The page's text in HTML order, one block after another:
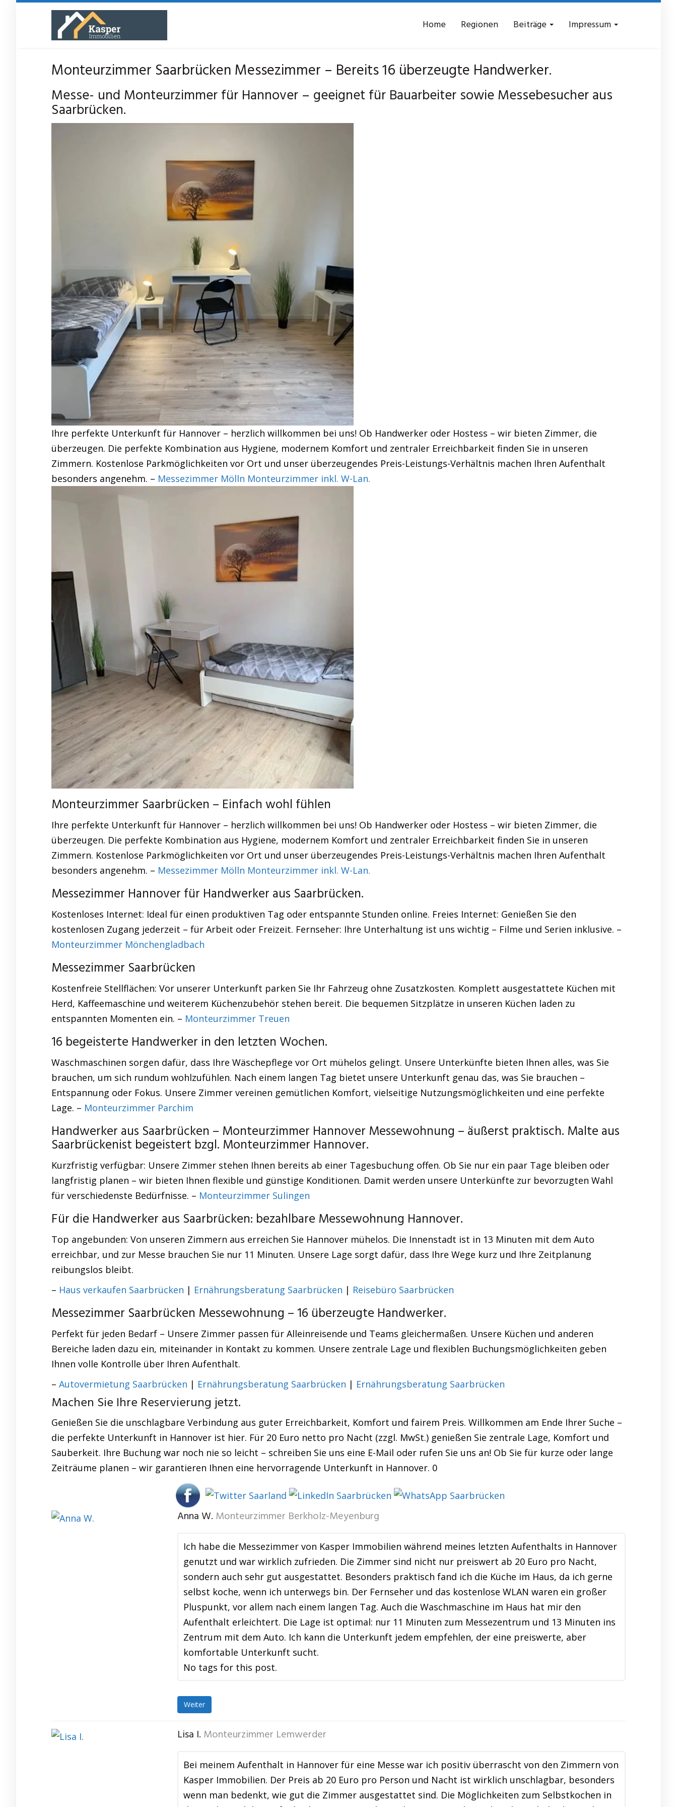
Home Regionen Beiträge Impressum
Monteurzimmer Saarbrücken Messezimmer – Bereits 16 überzeugte Handwerker.
Messe- und Monteurzimmer für Hannover – geeignet für Bauarbeiter sowie Messebesucher aus
Saarbrücken.
Ihre perfekte Unterkunft für Hannover – herzlich willkommen bei uns! Ob Handwerker oder Hostess – wir bieten Zimmer, die
überzeugen. Die perfekte Kombination aus Hygiene, modernem Komfort und zentraler Erreichbarkeit finden Sie in unseren
Zimmern. Kostenlose Parkmöglichkeiten vor Ort und unser überzeugendes Preis-Leistungs-Verhältnis machen Ihren Aufenthalt
besonders angenehm. – Messezimmer Mölln Monteurzimmer inkl. W-Lan.
Monteurzimmer Saarbrücken – Einfach wohl fühlen
Ihre perfekte Unterkunft für Hannover – herzlich willkommen bei uns! Ob Handwerker oder Hostess – wir bieten Zimmer, die
überzeugen. Die perfekte Kombination aus Hygiene, modernem Komfort und zentraler Erreichbarkeit finden Sie in unseren
Zimmern. Kostenlose Parkmöglichkeiten vor Ort und unser überzeugendes Preis-Leistungs-Verhältnis machen Ihren Aufenthalt
besonders angenehm. – Messezimmer Mölln Monteurzimmer inkl. W-Lan.
Messezimmer Hannover für Handwerker aus Saarbrücken.
Kostenloses Internet: Ideal für einen produktiven Tag oder entspannte Stunden online. Freies Internet: Genießen Sie den
kostenlosen Zugang jederzeit – für Arbeit oder Freizeit. Fernseher: Ihre Unterhaltung ist uns wichtig – Filme und Serien inklusive. –
Monteurzimmer Mönchengladbach
Messezimmer Saarbrücken
Kostenfreie Stellflächen: Vor unserer Unterkunft parken Sie Ihr Fahrzeug ohne Zusatzkosten. Komplett ausgestattete Küchen mit
Herd, Kaffeemaschine und weiterem Küchenzubehör stehen bereit. Die bequemen Sitzplätze in unseren Küchen laden zu
entspannten Momenten ein. – Monteurzimmer Treuen
16 begeisterte Handwerker in den letzten Wochen.
Waschmaschinen sorgen dafür, dass Ihre Wäschepflege vor Ort mühelos gelingt. Unsere Unterkünfte bieten Ihnen alles, was Sie
brauchen, um sich rundum wohlzufühlen. Nach einem langen Tag bietet unsere Unterkunft genau das, was Sie brauchen –
Entspannung oder Fokus. Unsere Zimmer vereinen gemütlichen Komfort, vielseitige Nutzungsmöglichkeiten und eine perfekte
Lage. – Monteurzimmer Parchim
Handwerker aus Saarbrücken – Monteurzimmer Hannover Messewohnung – äußerst praktisch. Malte aus
Saarbrückenist begeistert bzgl. Monteurzimmer Hannover.
Kurzfristig verfügbar: Unsere Zimmer stehen Ihnen bereits ab einer Tagesbuchung offen. Ob Sie nur ein paar Tage bleiben oder
langfristig planen – wir bieten Ihnen flexible und günstige Konditionen. Damit werden unsere Unterkünfte zur bevorzugten Wahl
für verschiedenste Bedürfnisse. – Monteurzimmer Sulingen
Für die Handwerker aus Saarbrücken: bezahlbare Messewohnung Hannover.
Top angebunden: Von unseren Zimmern aus erreichen Sie Hannover mühelos. Die Innenstadt ist in 13 Minuten mit dem Auto
erreichbar, und zur Messe brauchen Sie nur 11 Minuten. Unsere Lage sorgt dafür, dass Ihre Wege kurz und Ihre Zeitplanung
reibungslos bleibt.
– Haus verkaufen Saarbrücken | Ernährungsberatung Saarbrücken | Reisebüro Saarbrücken
Messezimmer Saarbrücken Messewohnung – 16 überzeugte Handwerker.
Perfekt für jeden Bedarf – Unsere Zimmer passen für Alleinreisende und Teams gleichermaßen. Unsere Küchen und anderen
Bereiche laden dazu ein, miteinander in Kontakt zu kommen. Unsere zentrale Lage und flexiblen Buchungsmöglichkeiten geben
Ihnen volle Kontrolle über Ihren Aufenthalt.
– Autovermietung Saarbrücken | Ernährungsberatung Saarbrücken | Ernährungsberatung Saarbrücken
Machen Sie Ihre Reservierung jetzt.
Genießen Sie die unschlagbare Verbindung aus guter Erreichbarkeit, Komfort und fairem Preis. Willkommen am Ende Ihrer Suche –
die perfekte Unterkunft in Hannover ist hier. Für 20 Euro netto pro Nacht (zzgl. MwSt.) genießen Sie zentrale Lage, Komfort und
Sauberkeit. Ihre Buchung war noch nie so leicht – schreiben Sie uns eine E-Mail oder rufen Sie uns an! Ob Sie für kurze oder lange
Zeiträume planen – wir garantieren Ihnen eine hervorragende Unterkunft in Hannover. 0
Anna W. Monteurzimmer Berkholz-Meyenburg
Ich habe die Messezimmer von Kasper Immobilien während meines letzten Aufenthalts in Hannover
genutzt und war wirklich zufrieden. Die Zimmer sind nicht nur preiswert ab 20 Euro pro Nacht,
sondern auch sehr gut ausgestattet. Besonders praktisch fand ich die Küche im Haus, da ich gerne
selbst koche, wenn ich unterwegs bin. Der Fernseher und das kostenlose WLAN waren ein großer
Pluspunkt, vor allem nach einem langen Tag. Auch die Waschmaschine im Haus hat mir den
Aufenthalt erleichtert. Die Lage ist optimal: nur 11 Minuten zum Messezentrum und 13 Minuten ins
Zentrum mit dem Auto. Ich kann die Unterkunft jedem empfehlen, der eine preiswerte, aber
komfortable Unterkunft sucht.
No tags for this post.
Weiter
Lisa I. Monteurzimmer Lemwerder
Bei meinem Aufenthalt in Hannover für eine Messe war ich positiv überrascht von den Zimmern von
Kasper Immobilien. Der Preis ab 20 Euro pro Person und Nacht ist wirklich unschlagbar, besonders
wenn man bedenkt, wie gut die Zimmer ausgestattet sind. Die Möglichkeiten zum Selbstkochen in